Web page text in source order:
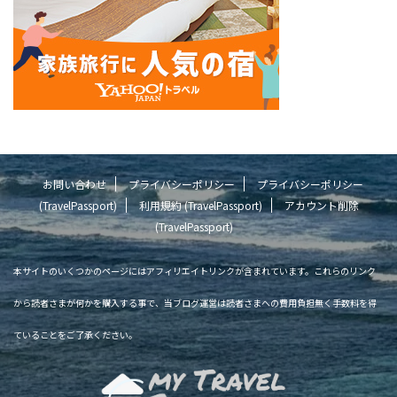
お問い合わせ プライバシーポリシー
プライバシーポリシー
(TravelPassport)
利用規約 (TravelPassport)
アカウント削除
(TravelPassport)
本サイトのいくつかのページにはアフィリエイトリンクが含まれています。これらのリンク
から読者さまが何かを購入する事で、当ブログ運営は読者さまへの費用負担無く手数料を得
ていることをご了承ください。